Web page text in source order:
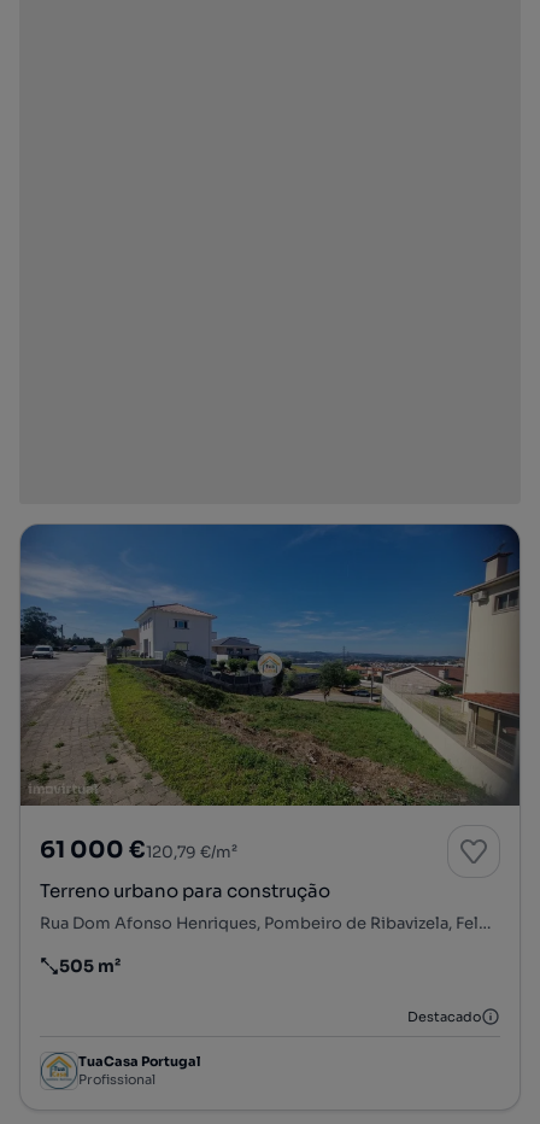
61 000 €120,79 €/m²
Terreno urbano para construção
Rua Dom Afonso Henriques, Pombeiro de Ribavizela, Felgueiras, Porto
Preço por metro quadrado
505 m²
Destacado
TuaCasa Portugal
Profissional